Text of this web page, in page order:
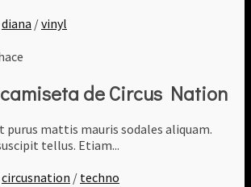
diana /vinyl
de Circus Nation
purus mattis mauris sodales aliquam.
tellus. Etiam...
circusnation / techno